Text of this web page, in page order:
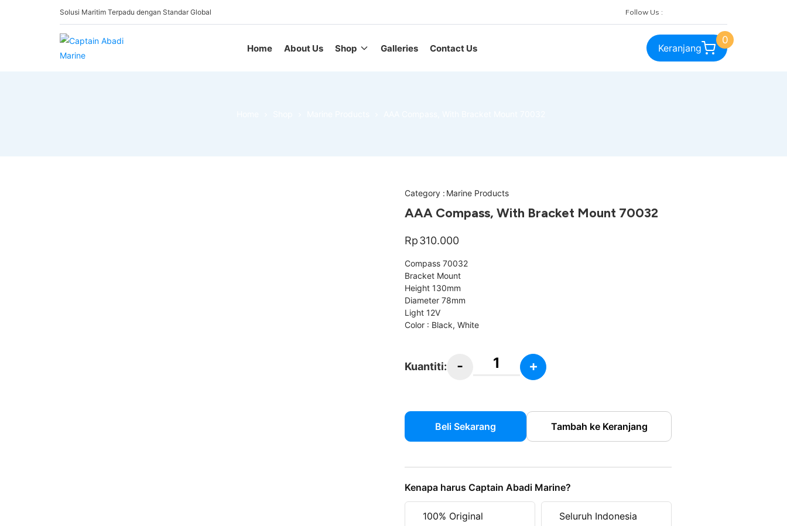
Solusi Maritim Terpadu dengan Standar Global Follow Us :
Home About Us Shop Galleries Contact Us Keranjang
0
Category : Marine Products
AAA Compass, With Bracket Mount 70032
Rp310.000
Compass 70032
Bracket Mount
Height 130mm
Diameter 78mm
Light 12V
Color : Black, White
Kuantiti: -
Bracket
Mount
+
Beli Sekarang Tambah ke Keranjang
Kenapa harus Captain Abadi Marine?
100% Original Seluruh Indonesia